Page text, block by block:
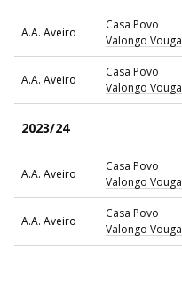
A.A. Aveiro
Casa Povo
Valongo Vouga
A.A. Aveiro
Casa Povo
Valongo Vouga
2023/24
A.A. Aveiro
Casa Povo
Valongo Vouga
A.A. Aveiro
Casa Povo
Valongo Vouga